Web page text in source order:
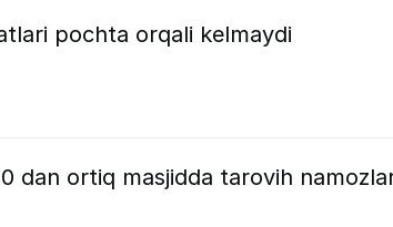
pochta orqali kelmaydi
dan ortiq masjidda tarovih